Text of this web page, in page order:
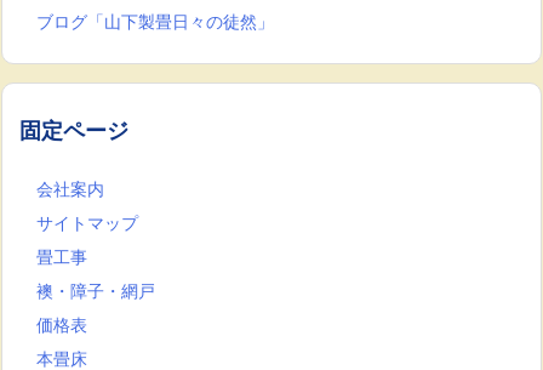
ブログ「山下製畳日々の徒然」
固定ページ
会社案内
サイトマップ
畳工事
襖・障子・網戸
価格表
本畳床